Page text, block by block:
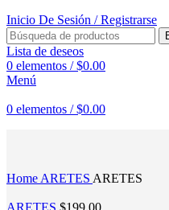
Inicio De Sesión / Registrarse
Lista de deseos
0 elementos / $0.00
Menú
0 elementos / $0.00
Home ARETES ARETES
ARETES $199.00